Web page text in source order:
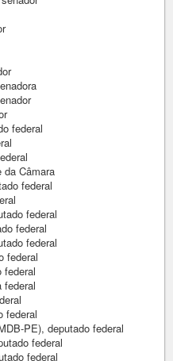
federal
da Câmara
federal
federal
federal
federal
federal
federal
federal
federal
PE), deputado federal
federal
federal